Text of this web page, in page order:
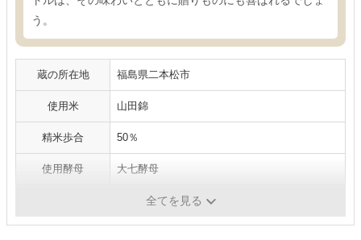
う。
蔵の所在地 福島県二本松市
使用米 山田錦
精米歩合 50％
使用酵母 大七酵母
全てを見る